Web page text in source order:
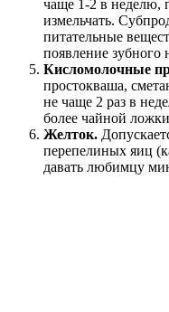
чаще 1-2 в неделю,
измельчать.
питательные
появление зубного
Кисломолочные
простокваша,
не чаще 2 раз в
более чайной
Желток.
перепелиных яиц
давать любимцу